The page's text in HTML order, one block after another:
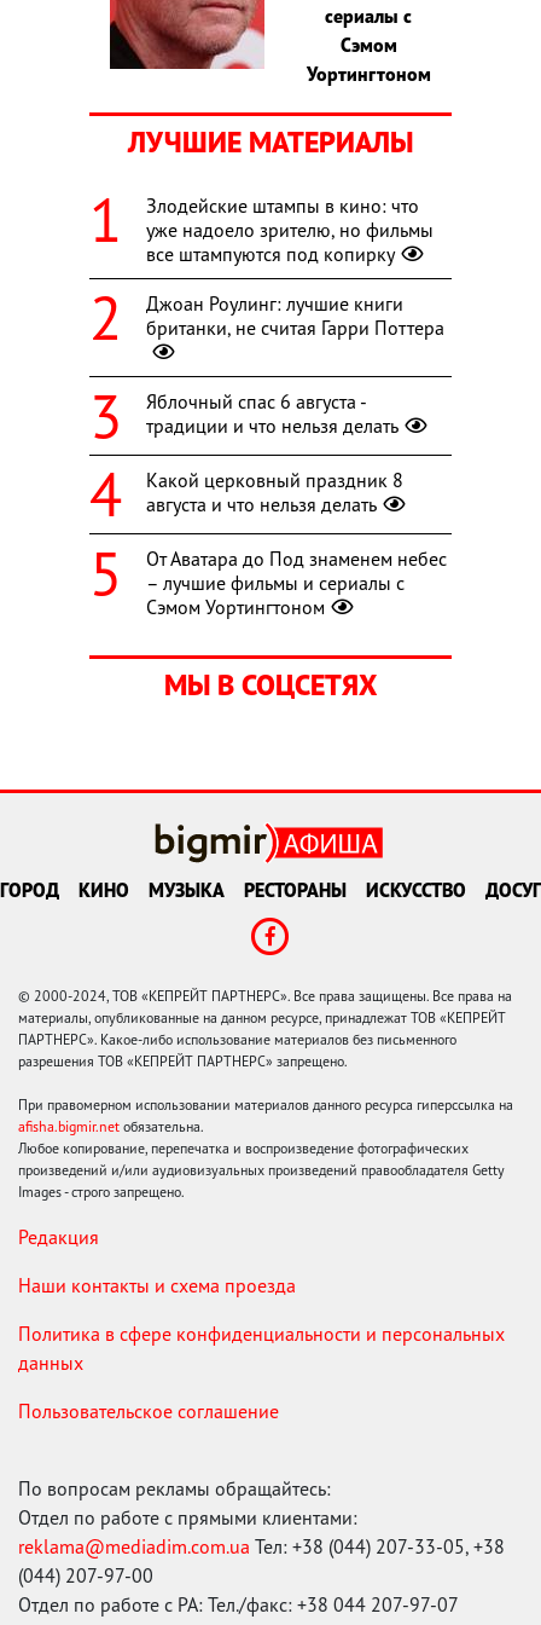
сериалы с
Сэмом
Уортингтоном
ЛУЧШИЕ МАТЕРИАЛЫ
Злодейские штампы в кино: что
уже надоело зрителю, но фильмы
все штампуются под копирку
Джоан Роулинг: лучшие книги
британки, не считая Гарри Поттера
Яблочный спас 6 августа -
традиции и что нельзя делать
Какой церковный праздник 8
августа и что нельзя делать
От Аватара до Под знаменем небес
– лучшие фильмы и сериалы с
Сэмом Уортингтоном
МЫ В СОЦСЕТЯХ
ГОРОД КИНО МУЗЫКА РЕСТОРАНЫ ИСКУССТВО ДОСУГ
© 2000-2024, ТОВ «КЕПРЕЙТ ПАРТНЕРС». Все права защищены. Все права на
материалы, опубликованные на данном ресурсе, принадлежат ТОВ «КЕПРЕЙТ
ПАРТНЕРС». Какое-либо использование материалов без письменного
разрешения ТОВ «КЕПРЕЙТ ПАРТНЕРС» запрещено.
При правомерном использовании материалов данного ресурса гиперссылка на
afisha.bigmir.net обязательна.
Любое копирование, перепечатка и воспроизведение фотографических
произведений и/или аудиовизуальных произведений правообладателя Getty
Images - строго запрещено.
Редакция
Наши контакты и схема проезда
Политика в сфере конфиденциальности и персональных
данных
Пользовательское соглашение
По вопросам рекламы обращайтесь:
Отдел по работе с прямыми клиентами:
reklama@mediadim.com.ua Тел: +38 (044) 207-33-05, +38
(044) 207-97-00
Отдел по работе с РА: Тел./факс: +38 044 207-97-07